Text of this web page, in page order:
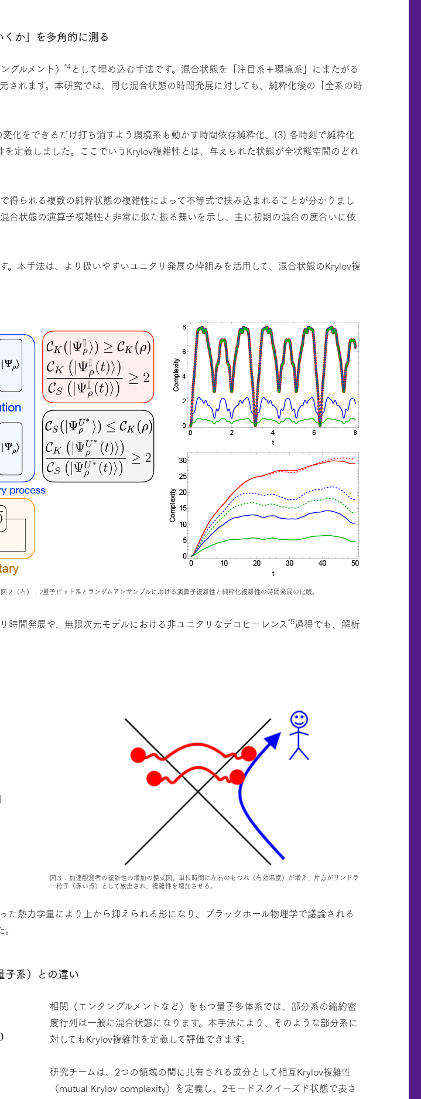
か」を多角的に測る
ルメント） *4 として埋め込む手法です。混合状態を「注目系＋環境系」にまたがる
れます。本研究では、同じ混合状態の時間発展に対しても、純粋化後の「全系の時
化をできるだけ打ち消すよう環境系も動かす時間依存純粋化、(3) 各時刻で純粋化
定義しました。ここでいうKrylov複雑性とは、与えられた状態が全状態空間のどれ
られる複数の純粋状態の複雑性によって不等式で挟み込まれることが分かりまし
合状態の演算子複雑性と非常に似た振る舞いを示し、主に初期の混合の度合いに依
本手法は、より扱いやすいユニタリ発展の枠組みを活用して、混合状態のKrylov複
（右）：2量子ビット系とランダムアンサンブルにおける演算子複雑性と純粋化複雑性の時間発展の比較。
間発展や、無限次元モデルにおける非ユニタリなデコヒーレンス*5過程でも、解析
図３：加速観測者の複雑性の増加の模式図。単位時間に左右のもつれ（有効温度）が増え、片方がリンドラ
ー粒子（赤い点）として放出され、複雑性を増加させる。
た熱力学量により上から抑えられる形になり、ブラックホール物理学で議論される
子系）との違い
相関（エンタングルメントなど）をもつ量子多体系では、部分系の縮約密
度行列は一般に混合状態になります。本手法により、そのような部分系に
対してもKrylov複雑性を定義して評価できます。
研究チームは、2つの領域の間に共有される成分として相互Krylov複雑性
（mutual Krylov complexity）を定義し、2モードスクイーズド状態で表さ